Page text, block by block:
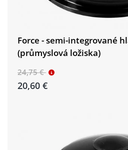
Force - semi-integrované
(průmyslová ložiska)
24,75 €
20,60 €